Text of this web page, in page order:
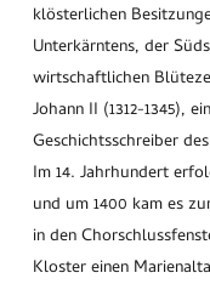
klösterlichen
Unterkärntens, der
wirtschaftlichen
Johann II (1312-1345),
Geschichtsschreiber
Im 14. Jahrhundert
und um 1400 kam es
in den
Kloster einen